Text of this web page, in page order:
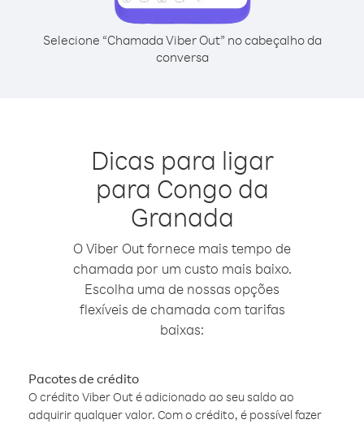
Selecione “Chamada Viber Out” no cabeçalho da
conversa
Dicas para ligar
para Congo da
Granada
O Viber Out fornece mais tempo de
chamada por um custo mais baixo.
Escolha uma de nossas opções
flexíveis de chamada com tarifas
baixas:
Pacotes de crédito
O crédito Viber Out é adicionado ao seu saldo ao
adquirir qualquer valor. Com o crédito, é possível fazer